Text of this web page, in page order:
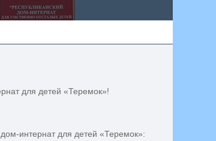
для детей «Теремок»!
интернат для детей «Теремок»: